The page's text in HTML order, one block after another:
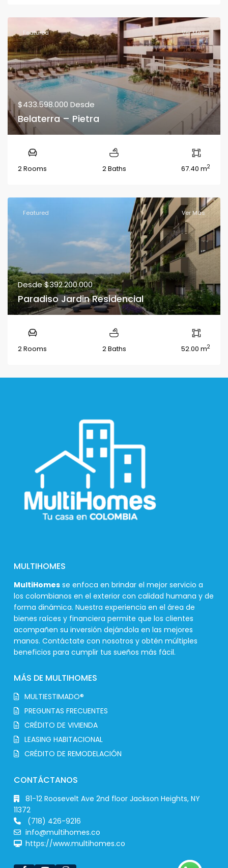
Featured Ver Más
$433.598.000 Desde
Belaterra – Pietra
2 Rooms 2 Baths 67.40 m2
Featured Ver Más
Desde$392.200.000
Paradiso Jardin Residencial
2 Rooms 2 Baths 52.00 m2
MULTIHOMES
MultiHomes se enfoca en brindar el mejor servicio a
los colombianos en el exterior con calidad humana y de
forma dinámica. Nuestra experiencia en el área de
bienes raíces y financiera permite que los clientes
acompañen su inversión dejándola en las mejores
manos. Contáctate con nosotros y obtén múltiples
beneficios para cumplir tus sueños más fácil.
MÁS DE MULTIHOMES
MULTIESTIMADO®
PREGUNTAS FRECUENTES
CRÉDITO DE VIVIENDA
LEASING HABITACIONAL
CRÉDITO DE REMODELACIÓN
CONTÁCTANOS
81-12 Roosevelt Ave 2nd floor Jackson Heights, NY
11372
(718) 426-9216
info@multihomes.co
https://www.multihomes.co